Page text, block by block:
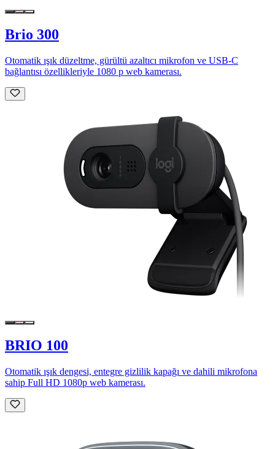
Brio 300
Otomatik ışık düzeltme, gürültü azaltıcı mikrofon ve USB-C
bağlantısı özellikleriyle 1080 p web kamerası.
BRIO 100
Otomatik ışık dengesi, entegre gizlilik kapağı ve dahili mikrofona
sahip Full HD 1080p web kamerası.